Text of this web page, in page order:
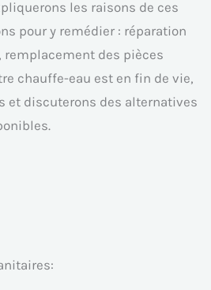
les raisons de ces
pour y remédier : réparation
remplacement des pièces
chauffe-eau est en fin de vie,
et discuterons des alternatives